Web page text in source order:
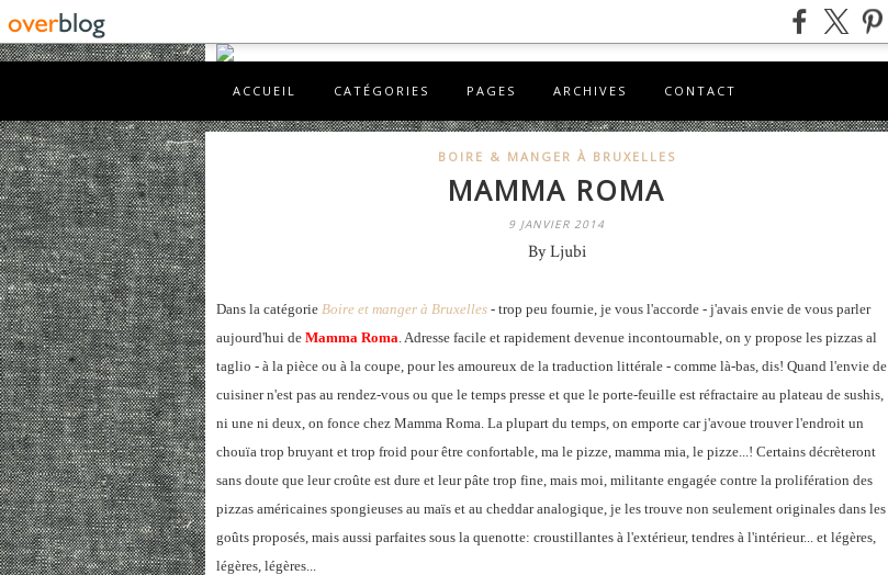
ACCUEIL CATÉGORIES PAGES ARCHIVES CONTACT
BOIRE & MANGER À BRUXELLES
MAMMA ROMA
9 JANVIER 2014
By Ljubi
Dans la catégorie Boire et manger à Bruxelles - trop peu fournie, je vous l'accorde - j'avais envie de vous parler
aujourd'hui de Mamma Roma. Adresse facile et rapidement devenue incontournable, on y propose les pizzas al
taglio - à la pièce ou à la coupe, pour les amoureux de la traduction littérale - comme là-bas, dis! Quand l'envie de
cuisiner n'est pas au rendez-vous ou que le temps presse et que le porte-feuille est réfractaire au plateau de sushis,
ni une ni deux, on fonce chez Mamma Roma. La plupart du temps, on emporte car j'avoue trouver l'endroit un
chouïa trop bruyant et trop froid pour être confortable, ma le pizze, mamma mia, le pizze...! Certains décrèteront
sans doute que leur croûte est dure et leur pâte trop fine, mais moi, militante engagée contre la prolifération des
pizzas américaines spongieuses au maïs et au cheddar analogique, je les trouve non seulement originales dans les
goûts proposés, mais aussi parfaites sous la quenotte: croustillantes à l'extérieur, tendres à l'intérieur... et légères,
légères, légères...